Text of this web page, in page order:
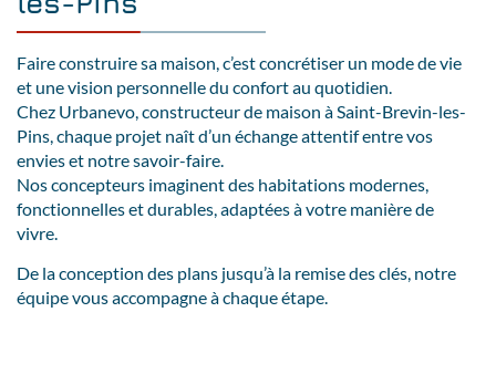
Faire construire sa maison, c’est concrétiser un mode de vie
et une vision personnelle du confort au quotidien.
Chez Urbanevo, constructeur de maison à Saint-Brevin-les-
Pins, chaque projet naît d’un échange attentif entre vos
envies et notre savoir-faire.
Nos concepteurs imaginent des habitations modernes,
fonctionnelles et durables, adaptées à votre manière de
vivre.
De la conception des plans jusqu’à la remise des clés, notre
équipe vous accompagne à chaque étape.